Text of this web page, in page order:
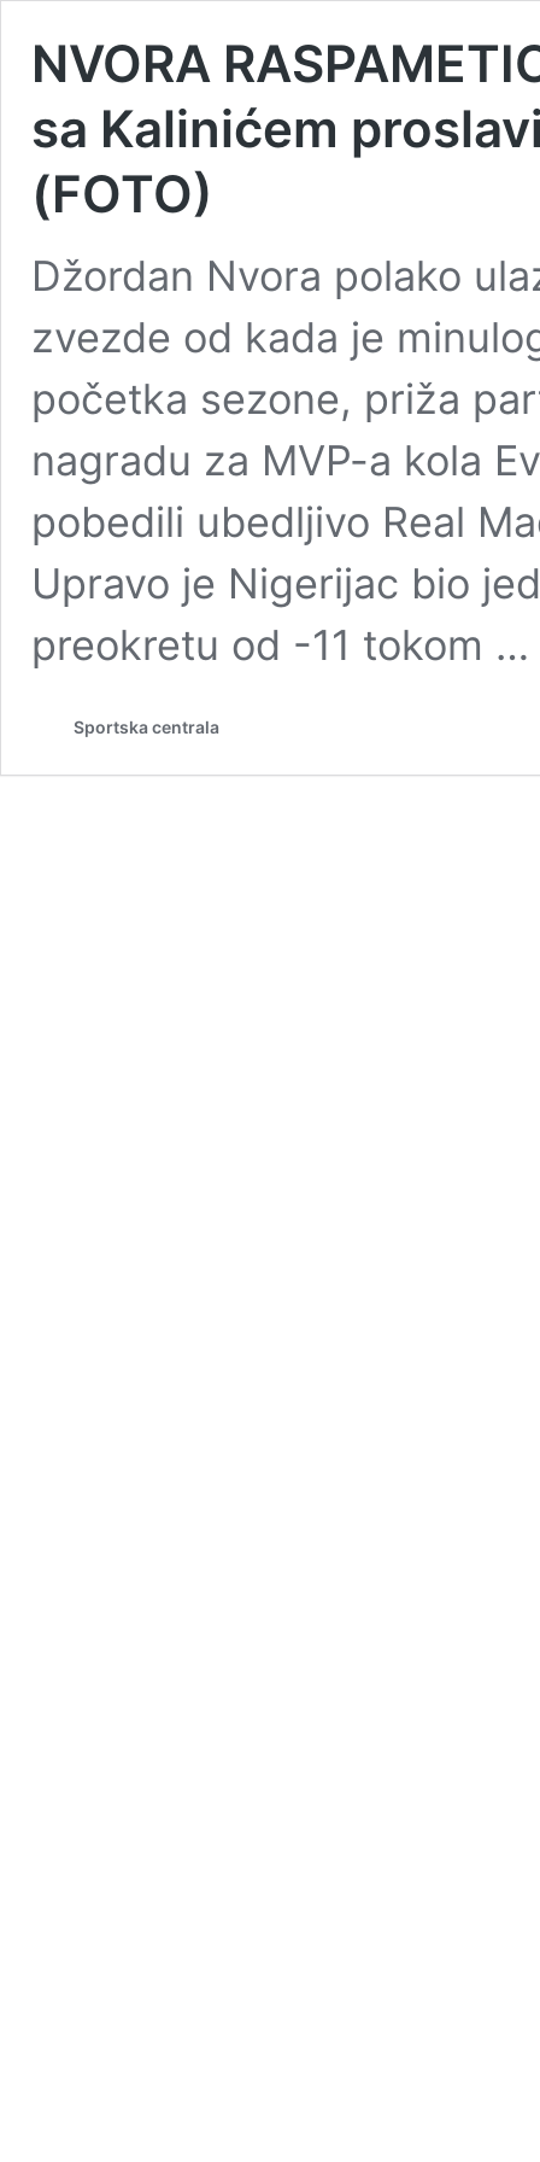
NVORA
sa Kalinićem
(FOTO)
Džordan Nvora polako
zvezde od kada je
početka sezone, priža
nagradu za MVP-a kola
pobedili ubedljivo Real
Upravo je Nigerijac bio
preokretu od -11 tokom …
Sportska centrala